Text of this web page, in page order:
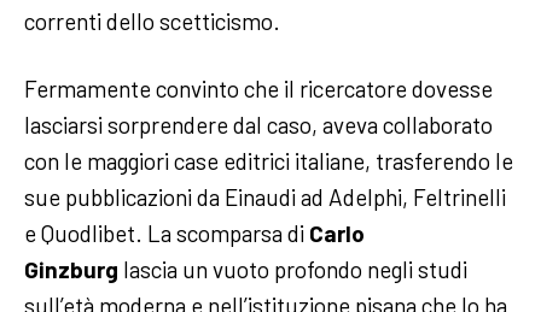
correnti dello scetticismo.
Fermamente convinto che il ricercatore dovesse
lasciarsi sorprendere dal caso, aveva collaborato
con le maggiori case editrici italiane, trasferendo le
sue pubblicazioni da Einaudi ad Adelphi, Feltrinelli
e Quodlibet. La scomparsa di Carlo
Ginzburg lascia un vuoto profondo negli studi
sull’età moderna e nell’istituzione pisana che lo ha